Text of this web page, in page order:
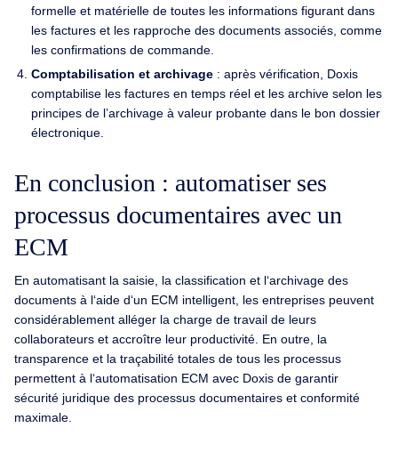
formelle et matérielle de toutes les informations figurant dans
les factures et les rapproche des documents associés, comme
les confirmations de commande.
Comptabilisation et archivage: après vérification, Doxis
comptabilise les factures en temps réel et les archive selon les
principes de l’archivage à valeur probante dans le bon dossier
électronique.
En conclusion : automatiser ses
processus documentaires avec un
ECM
En automatisant la saisie, la classification et l‘archivage des
documents à l‘aide d‘un ECM intelligent, les entreprises peuvent
considérablement alléger la charge de travail de leurs
collaborateurs et accroître leur productivité. En outre, la
transparence et la traçabilité totales de tous les processus
permettent à l‘automatisation ECM avec Doxis de garantir
sécurité juridique des processus documentaires et conformité
maximale.